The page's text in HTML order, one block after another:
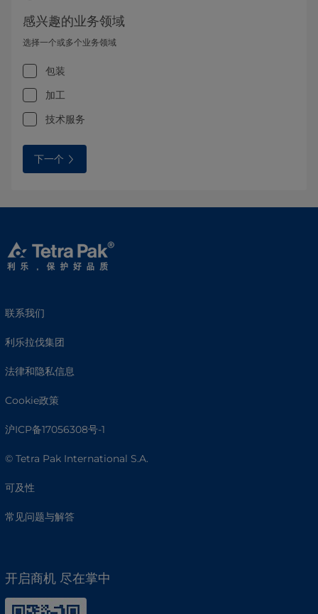
感兴趣的业务领域
选择一个或多个业务领域
包装
加工
技术服务
下一个
联系我们
利乐拉伐集团
法律和隐私信息
Cookie政策
沪ICP备17056308号-1
© Tetra Pak International S.A.
可及性
常见问题与解答
开启商机 尽在掌中